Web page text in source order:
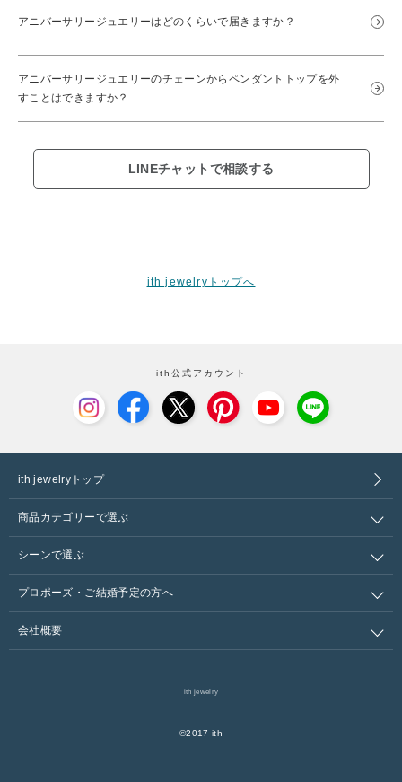
アニバーサリージュエリーはどのくらいで届きますか？
アニバーサリージュエリーのチェーンからペンダントトップを外
すことはできますか？
LINEチャットで相談する
ith jewelryトップへ
ith公式アカウント
ith jewelryトップ
商品カテゴリーで選ぶ
シーンで選ぶ
プロポーズ・ご結婚予定の方へ
会社概要
ith jewelry
©︎2017 ith